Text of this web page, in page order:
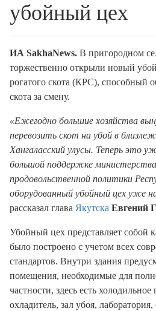
убойный цех
ИА SakhaNews. В пригородном
торжественно открыли новый
рогатого скота (КРС), способный
скота за смену.
«Ежегодно большие хозяйства
перевозить скот на убой в
Хангаласский улусы. Теперь это
большой поддержке министерства
продовольственной политики
оборудованный убойный цех уже
рассказал глава Якутска Евгений
Убойный цех представляет собой
было построено с учетом всех
стандартов. Внутри здания
помещения, необходимые для
частности, здесь есть
охладитель, зал убоя,